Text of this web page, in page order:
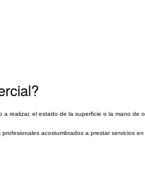
realizar, el estado de la superficie o la mano de
acostumbrados a prestar servicios